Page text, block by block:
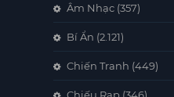
Âm Nhạc (357)
Bí Ẩn (2.121)
Chiến Tranh (449)